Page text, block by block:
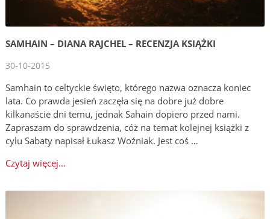
SAMHAIN – DIANA RAJCHEL – RECENZJA KSIĄŻKI
30-10-2015
Samhain to celtyckie święto, którego nazwa oznacza koniec
lata. Co prawda jesień zaczęła się na dobre już dobre
kilkanaście dni temu, jednak Sahain dopiero przed nami.
Zapraszam do sprawdzenia, cóż na temat kolejnej książki z
cylu Sabaty napisał Łukasz Woźniak. Jest coś …
Czytaj więcej...